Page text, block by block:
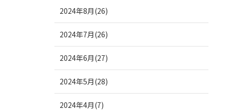
2024年8月(26)
2024年7月(26)
2024年6月(27)
2024年5月(28)
2024年4月(7)